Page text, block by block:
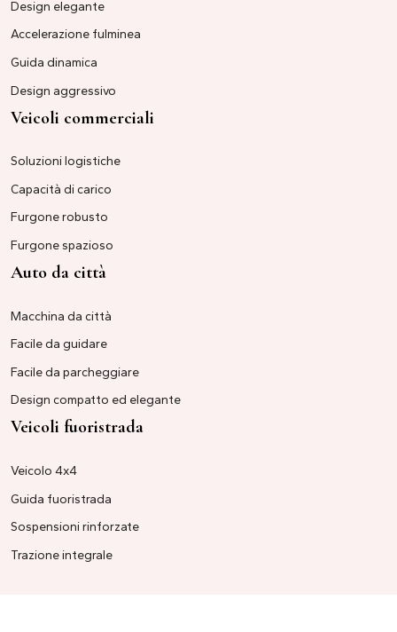
Design elegante
Accelerazione fulminea
Guida dinamica
Design aggressivo
Veicoli commerciali
Soluzioni logistiche
Capacità di carico
Furgone robusto
Furgone spazioso
Auto da città
Macchina da città
Facile da guidare
Facile da parcheggiare
Design compatto ed elegante
Veicoli fuoristrada
Veicolo 4x4
Guida fuoristrada
Sospensioni rinforzate
Trazione integrale